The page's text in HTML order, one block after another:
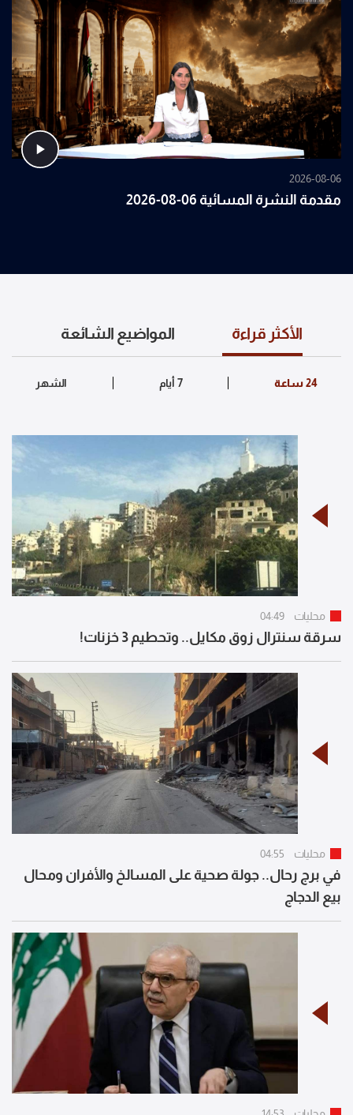
2026-08-06
مقدمة النشرة المسائية 06-08-2026
الأكثر قراءة المواضيع الشائعة
محليات 04:49
سرقة سنترال زوق مكايل.. وتحطيم 3 خزنات!
محليات 04:55
في برج رحال.. جولة صحية على المسالخ والأفران ومحال
بيع الدجاج